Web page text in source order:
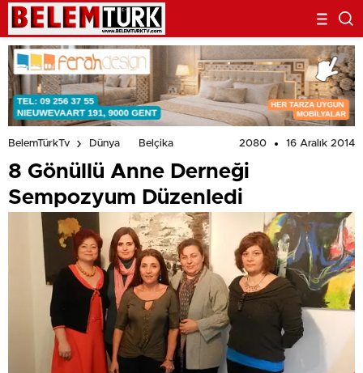
BelemTürkTv Dünya Belçika 2080 16 Aralık 2014
8 Gönüllü Anne Derneği
Sempozyum Düzenledi